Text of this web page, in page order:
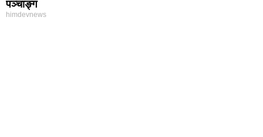
पञ्चाङ्ग
himdevnews